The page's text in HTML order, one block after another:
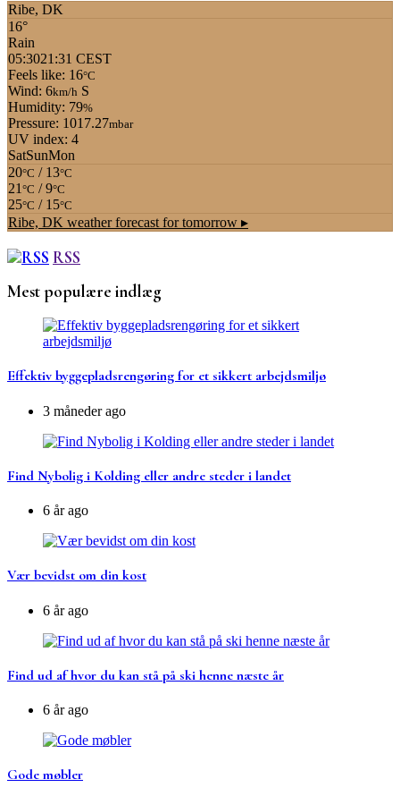
Ribe, DK
16°
Rain
05:3021:31 CEST
Feels like: 16°C
Wind: 6km/h S
Humidity: 79%
Pressure: 1017.27mbar
UV index: 4
SatSunMon
20°C / 13°C
21 °C / 9°C
25°C / 15°C
Ribe, DK weather forecast for tomorrow ▸
RSS
Mest populære indlæg
Effektiv byggepladsrengøring for et sikkert arbejdsmiljø
3 måneder ago
Find Nybolig i Kolding eller andre steder i landet
6 år ago
Vær bevidst om din kost
6 år ago
Find ud af hvor du kan stå på ski henne næste år
6 år ago
Gode møbler